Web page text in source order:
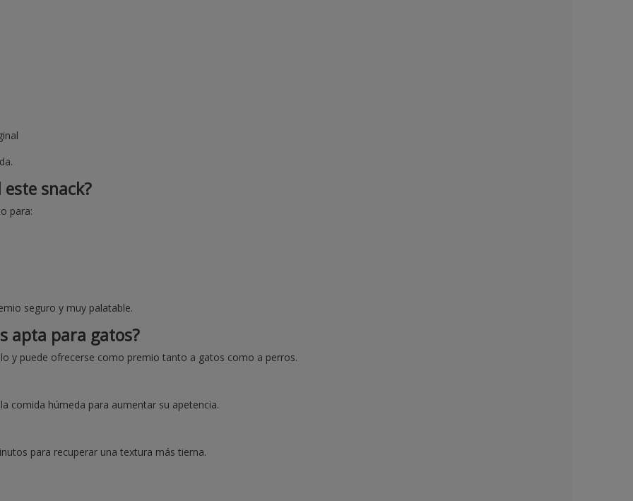
snack?
para:
seguro y muy palatable.
apta para gatos?
y puede ofrecerse como premio tanto a gatos como a perros.
comida húmeda para aumentar su apetencia.
para recuperar una textura más tierna.